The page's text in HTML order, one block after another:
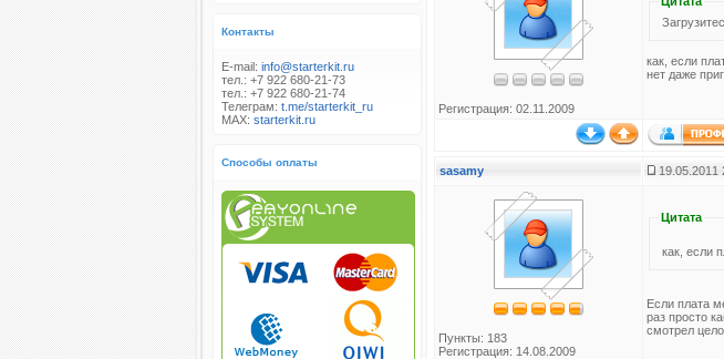
Контакты
E-mail: info@starterkit.ru
тел.: +7 922 680-21-73
тел.: +7 922 680-21-74
Телеграм: t.me/starterkit_ru
MAX: starterkit.ru
Способы оплаты
Регистрация: 02.11.2009
как, если
нет даже
sasamy 19.05.2011
Пункты: 183
Регистрация: 14.08.2009
Цитата
как, если
Если плата
раз просто
смотрел